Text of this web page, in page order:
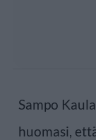
Sampo
huomasi,